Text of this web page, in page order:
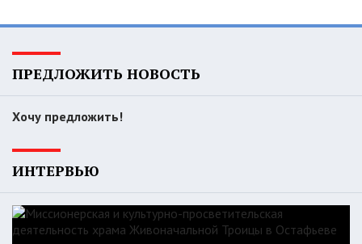
ПРЕДЛОЖИТЬ НОВОСТЬ
Хочу предложить!
ИНТЕРВЬЮ